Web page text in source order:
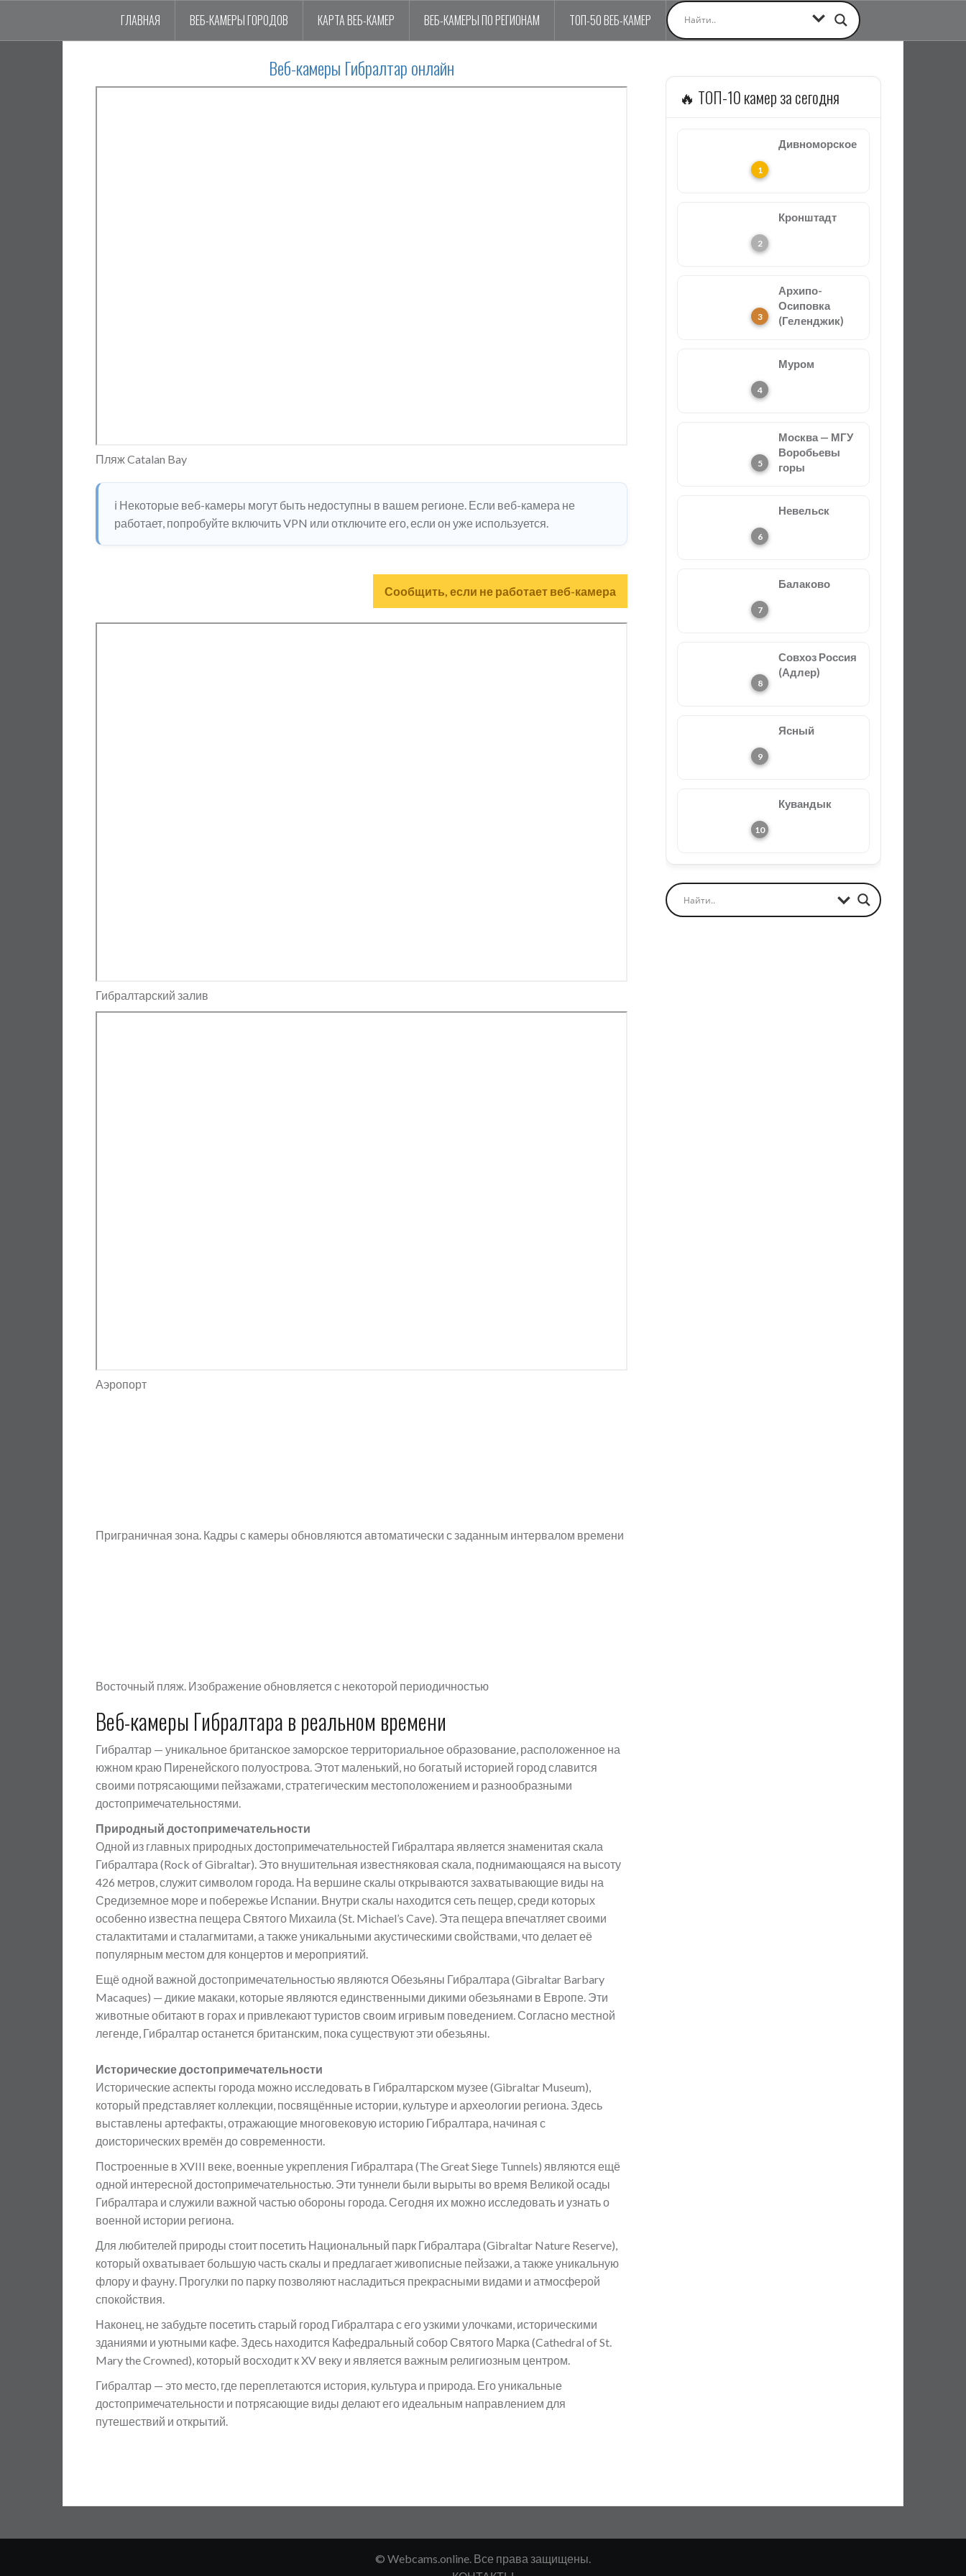
ГЛАВНАЯ ВЕБ-КАМЕРЫ ГОРОДОВ КАРТА ВЕБ-КАМЕР ВЕБ-КАМЕРЫ ПО РЕГИОНАМ ТОП-50 ВЕБ-КАМЕР
Веб-камеры Гибралтар онлайн
Пляж Catalan Bay
ℹ️ Некоторые веб-камеры могут быть недоступны в вашем регионе. Если веб-камера не
работает, попробуйте включить VPN или отключите его, если он уже используется.
Сообщить, если не работает веб-камера
Гибралтарский залив
Аэропорт
Приграничная зона. Кадры с камеры обновляются автоматически с заданным интервалом времени
Восточный пляж. Изображение обновляется с некоторой периодичностью
Веб-камеры Гибралтара в реальном времени
Гибралтар — уникальное британское заморское территориальное образование, расположенное на
южном краю Пиренейского полуострова. Этот маленький, но богатый историей город славится
своими потрясающими пейзажами, стратегическим местоположением и разнообразными
достопримечательностями.
Природный достопримечательности
Одной из главных природных достопримечательностей Гибралтара является знаменитая скала
Гибралтара (Rock of Gibraltar). Это внушительная известняковая скала, поднимающаяся на высоту
426 метров, служит символом города. На вершине скалы открываются захватывающие виды на
Средиземное море и побережье Испании. Внутри скалы находится сеть пещер, среди которых
особенно известна пещера Святого Михаила (St. Michael’s Cave). Эта пещера впечатляет своими
сталактитами и сталагмитами, а также уникальными акустическими свойствами, что делает её
популярным местом для концертов и мероприятий.
Ещё одной важной достопримечательностью являются Обезьяны Гибралтара (Gibraltar Barbary
Macaques) — дикие макаки, которые являются единственными дикими обезьянами в Европе. Эти
животные обитают в горах и привлекают туристов своим игривым поведением. Согласно местной
легенде, Гибралтар останется британским, пока существуют эти обезьяны.
Исторические достопримечательности
Исторические аспекты города можно исследовать в Гибралтарском музее (Gibraltar Museum),
который представляет коллекции, посвящённые истории, культуре и археологии региона. Здесь
выставлены артефакты, отражающие многовековую историю Гибралтара, начиная с
доисторических времён до современности.
Построенные в XVIII веке, военные укрепления Гибралтара (The Great Siege Tunnels) являются ещё
одной интересной достопримечательностью. Эти туннели были вырыты во время Великой осады
Гибралтара и служили важной частью обороны города. Сегодня их можно исследовать и узнать о
военной истории региона.
Для любителей природы стоит посетить Национальный парк Гибралтара (Gibraltar Nature Reserve),
который охватывает большую часть скалы и предлагает живописные пейзажи, а также уникальную
флору и фауну. Прогулки по парку позволяют насладиться прекрасными видами и атмосферой
спокойствия.
Наконец, не забудьте посетить старый город Гибралтара с его узкими улочками, историческими
зданиями и уютными кафе. Здесь находится Кафедральный собор Святого Марка (Cathedral of St.
Mary the Crowned), который восходит к XV веку и является важным религиозным центром.
Гибралтар — это место, где переплетаются история, культура и природа. Его уникальные
достопримечательности и потрясающие виды делают его идеальным направлением для
путешествий и открытий.
🔥 ТОП-10 камер за сегодня
Дивноморское
Кронштадт
Архипо-
Осиповка
(Геленджик)
Муром
Москва — МГУ
Воробьевы
горы
Невельск
Балаково
Совхоз Россия
(Адлер)
Ясный
Кувандык
© Webcams.online. Все права защищены.